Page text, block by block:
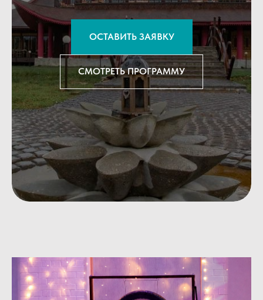
ОСТАВИТЬ ЗАЯВКУ
СМОТРЕТЬ ПРОГРАММУ